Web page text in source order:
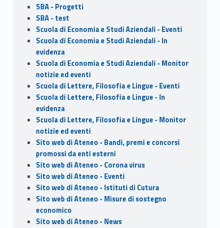
SBA - Progetti
SBA - test
Scuola di Economia e Studi Aziendali - Eventi
Scuola di Economia e Studi Aziendali - In
evidenza
Scuola di Economia e Studi Aziendali - Monitor
notizie ed eventi
Scuola di Lettere, Filosofia e Lingue - Eventi
Scuola di Lettere, Filosofia e Lingue - In
evidenza
Scuola di Lettere, Filosofia e Lingue - Monitor
notizie ed eventi
Sito web di Ateneo - Bandi, premi e concorsi
promossi da enti esterni
Sito web di Ateneo - Corona virus
Sito web di Ateneo - Eventi
Sito web di Ateneo - Istituti di Cutura
Sito web di Ateneo - Misure di sostegno
economico
Sito web di Ateneo - News